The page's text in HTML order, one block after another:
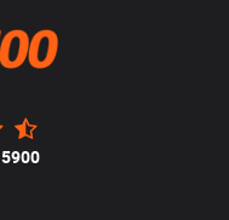
5900